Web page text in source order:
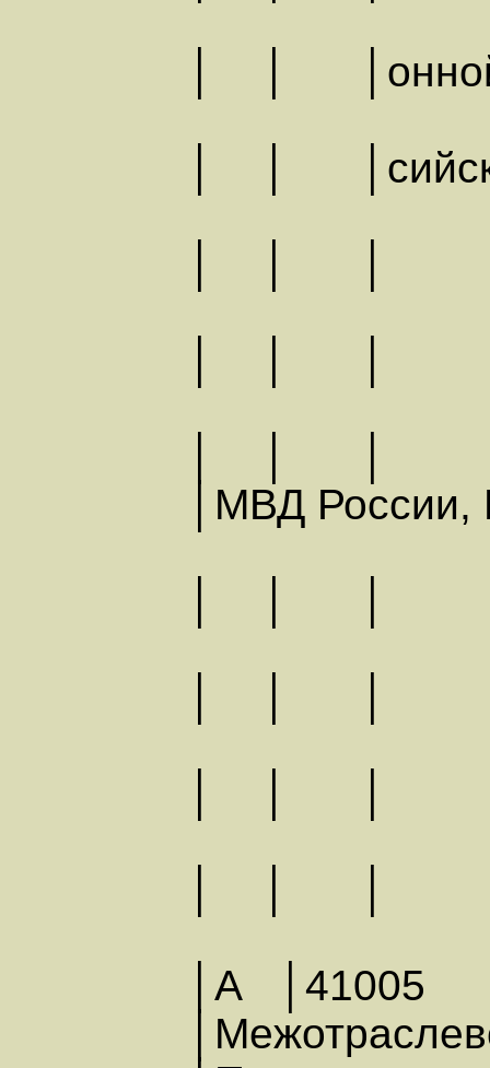
│ │
│ │
│МВД
│А │41005